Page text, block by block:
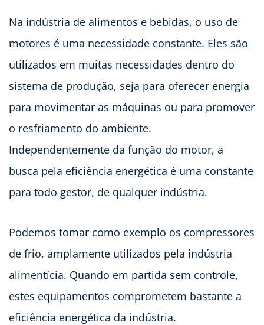
Na indústria de alimentos e bebidas, o uso de
motores é uma necessidade constante. Eles são
utilizados em muitas necessidades dentro do
sistema de produção, seja para oferecer energia
para movimentar as máquinas ou para promover
o resfriamento do ambiente.
Independentemente da função do motor, a
busca pela eficiência energética é uma constante
para todo gestor, de qualquer indústria.
Podemos tomar como exemplo os compressores
de frio, amplamente utilizados pela indústria
alimentícia. Quando em partida sem controle,
estes equipamentos comprometem bastante a
eficiência energética da indústria.